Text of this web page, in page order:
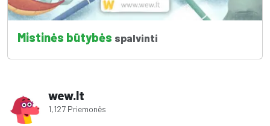
Mistinės būtybės spalvinti
wew.lt
1,127 Priemonės